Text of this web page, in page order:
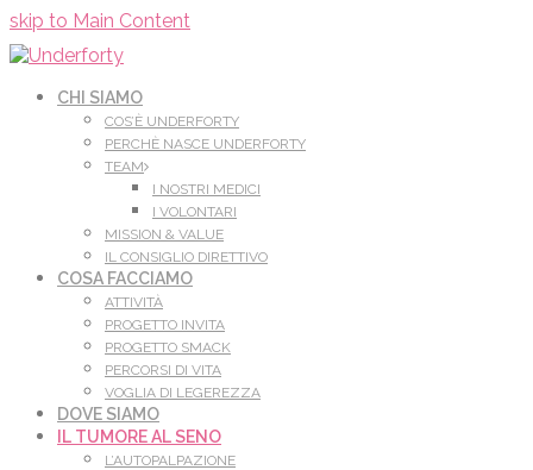
skip to Main Content
CHI SIAMO
COS’È UNDERFORTY
PERCHÈ NASCE UNDERFORTY
TEAM
I NOSTRI MEDICI
I VOLONTARI
MISSION & VALUE
IL CONSIGLIO DIRETTIVO
COSA FACCIAMO
ATTIVITÀ
PROGETTO INVITA
PROGETTO SMACK
PERCORSI DI VITA
VOGLIA DI LEGEREZZA
DOVE SIAMO
IL TUMORE AL SENO
L’AUTOPALPAZIONE